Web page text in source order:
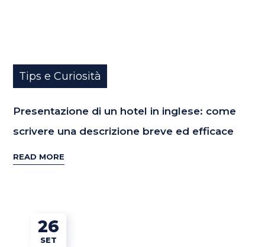
Tips e Curiosità
Presentazione di un hotel in inglese: come
scrivere una descrizione breve ed efficace
READ MORE
26
SET